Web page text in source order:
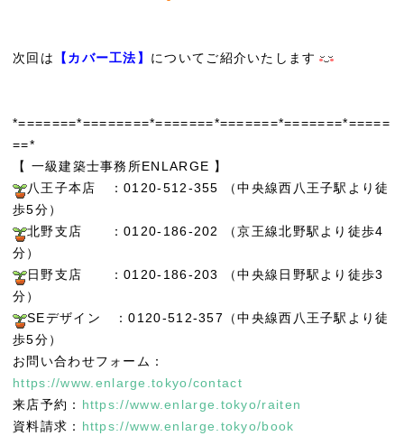
次回は 【カバー工法】 についてご紹介いたします
*=======*========*=======*=======*=======*=====
==*
【 一級建築士事務所ENLARGE 】
八王子本店 ：0120-512-355 （中央線西八王子駅より徒
歩5分）
北野支店 ：0120-186-202 （京王線北野駅より徒歩4
分）
日野支店 ：0120-186-203 （中央線日野駅より徒歩3
分）
SEデザイン ：0120-512-357（中央線西八王子駅より徒
歩5分）
お問い合わせフォーム：
https://www.enlarge.tokyo/contact
来店予約： https://www.enlarge.tokyo/raiten
資料請求： https://www.enlarge.tokyo/book